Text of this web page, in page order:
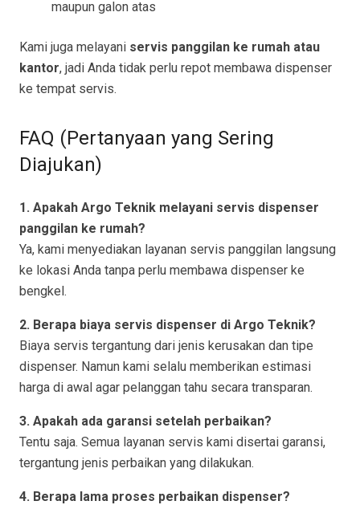
maupun galon atas
Kami juga melayani servis panggilan ke rumah atau
kantor, jadi Anda tidak perlu repot membawa dispenser
ke tempat servis.
FAQ (Pertanyaan yang Sering
Diajukan)
1. Apakah Argo Teknik melayani servis dispenser
panggilan ke rumah?
Ya, kami menyediakan layanan servis panggilan langsung
ke lokasi Anda tanpa perlu membawa dispenser ke
bengkel.
2. Berapa biaya servis dispenser di Argo Teknik?
Biaya servis tergantung dari jenis kerusakan dan tipe
dispenser. Namun kami selalu memberikan estimasi
harga di awal agar pelanggan tahu secara transparan.
3. Apakah ada garansi setelah perbaikan?
Tentu saja. Semua layanan servis kami disertai garansi,
tergantung jenis perbaikan yang dilakukan.
4. Berapa lama proses perbaikan dispenser?